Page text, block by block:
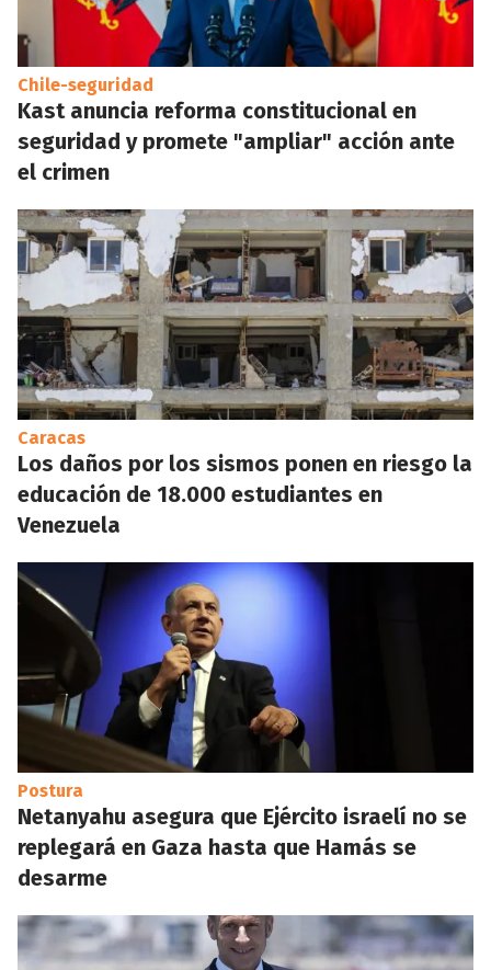
Chile-seguridad
Kast anuncia reforma constitucional en
seguridad y promete "ampliar" acción ante
el crimen
Caracas
Los daños por los sismos ponen en riesgo la
educación de 18.000 estudiantes en
Venezuela
Postura
Netanyahu asegura que Ejército israelí no se
replegará en Gaza hasta que Hamás se
desarme